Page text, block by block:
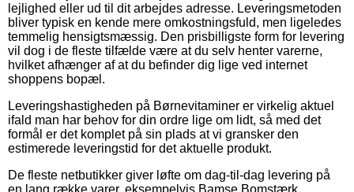
lejlighed eller ud til dit arbejdes adresse. Leveringsmetoden
bliver typisk en kende mere omkostningsfuld, men ligeledes
temmelig hensigtsmæssig. Den prisbilligste form for levering
vil dog i de fleste tilfælde være at du selv henter varerne,
hvilket afhænger af at du befinder dig lige ved internet
shoppens bopæl.
Leveringshastigheden på Børnevitaminer er virkelig aktuel
ifald man har behov for din ordre lige om lidt, så med det
formål er det komplet på sin plads at vi gransker den
estimerede leveringstid for det aktuelle produkt.
De fleste netbutikker giver løfte om dag-til-dag levering på
en lang række varer, eksempelvis Bamse Bomstærk